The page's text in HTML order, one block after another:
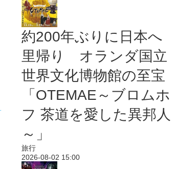
約200年ぶりに日本へ
里帰り オランダ国立
世界文化博物館の至宝
「OTEMAE～ブロムホ
フ 茶道を愛した異邦人
～」
旅行
2026-08-02 15:00